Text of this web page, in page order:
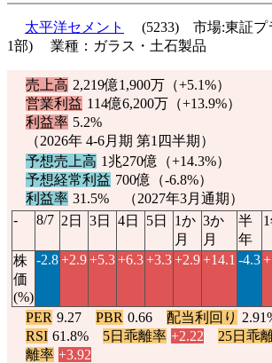
太平洋セメント
(5233) 市場:東証プ
1部) 業種：ガラス・土石製品
売上高 2,219億1,900万（+5.1%）
営業利益 114億6,200万（+13.9%）
利益率 5.2%
（2026年 4-6月期 第1四半期）
予想売上高 1兆270億（+14.3%）
予想経常利益 700億（-6.8%）
利益率 31.5% （2027年3月通期）
-
8/7 2日 3日 4日 5日
1か
月
3か
月
半
年
株
価
(%)
-2.8+2.9+5.3+6.3+3.3+2.9+14.1 -4.3
PER 9.27 PBR 0.66 配当利回り
RSI 61.8% 5日乖離率 +2.22 25日乖
離率 +3.92